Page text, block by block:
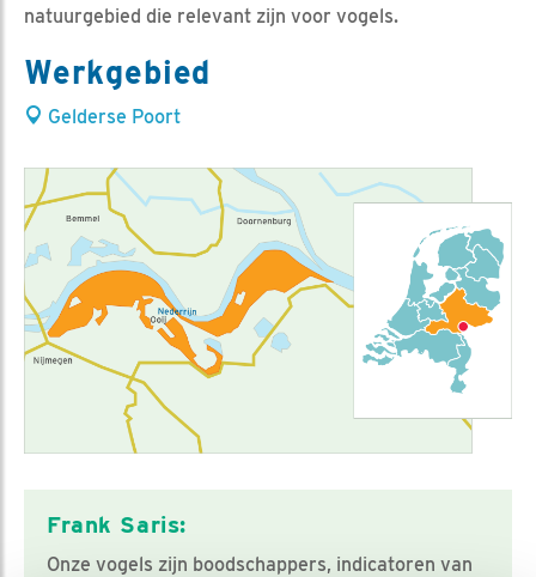
natuurgebied die relevant zijn voor vogels.
Werkgebied
Gelderse Poort
Frank Saris:
Onze vogels zijn boodschappers, indicatoren van